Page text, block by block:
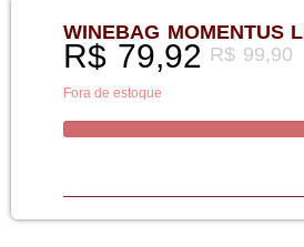
WINEBAG MOMENTUS
R$99,90
R$79,92
Fora de estoque